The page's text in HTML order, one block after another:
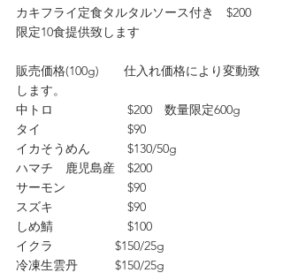
カキフライ定食タルタルソース付き　$200
限定10食提供致します
販売価格(100g)　　仕入れ価格により変動致
します。
中トロ　　　　　　$200　数量限定600g
タイ　　　　　　　$90
イカそうめん　　　$130/50g
ハマチ　鹿児島産　$200
サーモン　　　　　$90
スズキ　　　　　　$90
しめ鯖　　　　　　$100
イクラ　　　　　$150/25g
冷凍生雲丹　　　$150/25g